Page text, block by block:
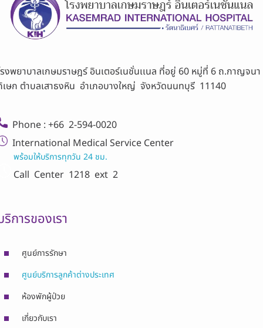
งพยาบาลเกษมราษฎร์ อินเตอร์เนชั่นเเนล ที่อยู่ 60 หมู่ที่ 6 ถ.กาญจนา
เษก ตำบลเสาธงหิน อำเภอบางใหญ่ จังหวัดนนทบุรี 11140
Phone : +66 2-594-0020
International Medical Service Center
ร้อมให้บริการทุกวัน 24 ชม.
Call Center 1218 ext 2
การของเรา
ศูนย์การรักษา
ศูนย์บริการลูกค้าต่างประเทศ
ห้องพักผู้ป่วย
เกี่ยวกับเรา